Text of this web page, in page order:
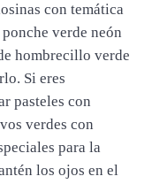
con temática
verde neón
hombrecillo verde
Si eres
pasteles con
verdes con
para la
los ojos en el